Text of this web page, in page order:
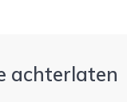
achterlaten